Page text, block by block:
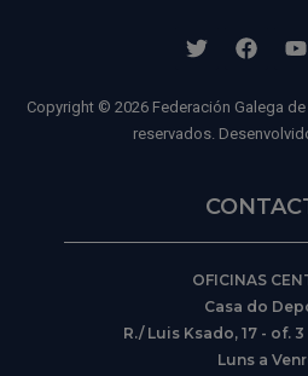
Copyright © 2026 Federación Galega
reservados.
OFICINAS
Casa do
R./ Luis Ksado, 17 - of.
Luns a